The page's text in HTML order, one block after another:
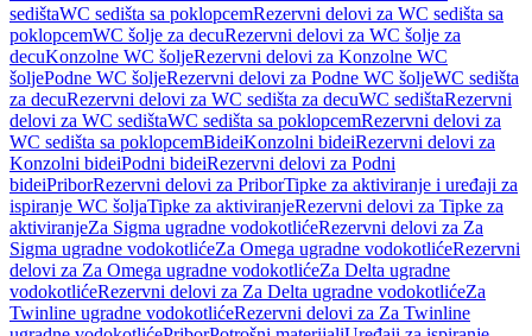
sedištaWC sedišta sa poklopcemRezervni delovi za WC sedišta sa
poklopcemWC šolje za decuRezervni delovi za WC šolje za
decuKonzolne WC šoljeRezervni delovi za Konzolne WC
šoljePodne WC šoljeRezervni delovi za Podne WC šoljeWC sedišta
za decuRezervni delovi za WC sedišta za decuWC sedištaRezervni
delovi za WC sedištaWC sedišta sa poklopcemRezervni delovi za
WC sedišta sa poklopcemBideiKonzolni bideiRezervni delovi za
Konzolni bideiPodni bideiRezervni delovi za Podni
bideiPriborRezervni delovi za PriborTipke za aktiviranje i uređaji za
ispiranje WC šoljaTipke za aktiviranjeRezervni delovi za Tipke za
aktiviranjeZa Sigma ugradne vodokotlićeRezervni delovi za Za
Sigma ugradne vodokotlićeZa Omega ugradne vodokotlićeRezervni
delovi za Za Omega ugradne vodokotlićeZa Delta ugradne
vodokotlićeRezervni delovi za Za Delta ugradne vodokotlićeZa
Twinline ugradne vodokotlićeRezervni delovi za Za Twinline